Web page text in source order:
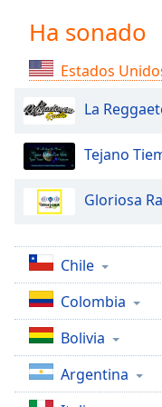
Chapters
Descriptions
descriptions
selected
subtitles
opens
subtitles
settings
dialog
subtitles
off,
selected
Ha sonado
Estados
La
Tejano
Gloriosa
Chile
Colombia
Bolivia
Argentina